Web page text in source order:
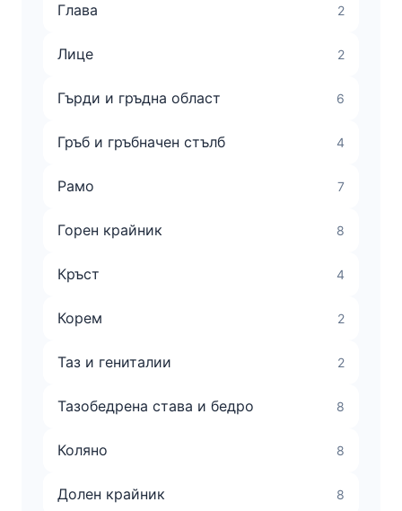
Глава 2
Лице 2
Гърди и гръдна област 6
Гръб и гръбначен стълб 4
Рамо 7
Горен крайник 8
Кръст 4
Корем 2
Таз и гениталии 2
Тазобедрена става и бедро 8
Коляно 8
Долен крайник 8